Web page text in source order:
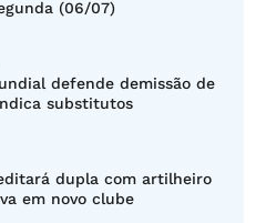
(06/07)
defende demissão de
substitutos
dupla com artilheiro
em novo clube